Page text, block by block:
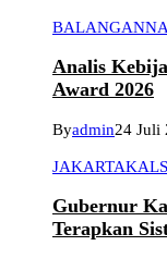
BALANGAN
Analis
Award 2026
Byadmin24 Juli
JAKARTA
Gubernur
Terapkan